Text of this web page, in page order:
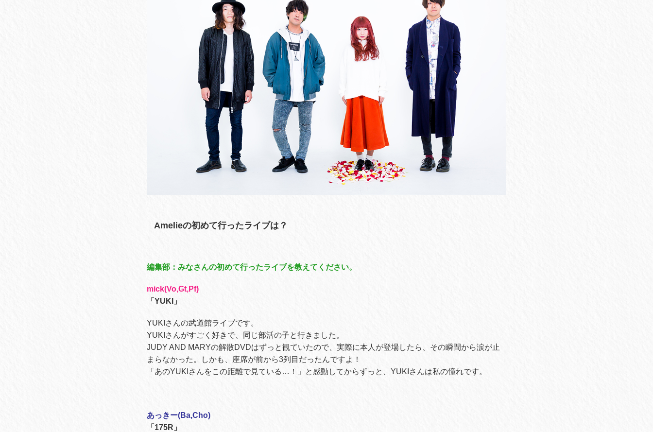
Amelieの初めて行ったライブは？
編集部：みなさんの初めて行ったライブを教えてください。
mick(Vo,Gt,Pf)
「YUKI」
YUKIさんの武道館ライブです。
YUKIさんがすごく好きで、同じ部活の子と行きました。
JUDY AND MARYの解散DVDはずっと観ていたので、実際に本人が登場したら、その瞬間から涙が止
まらなかった。しかも、座席が前から3列目だったんですよ！
「あのYUKIさんをこの距離で見ている…！」と感動してからずっと、YUKIさんは私の憧れです。
あっきー(Ba,Cho)
「175R」